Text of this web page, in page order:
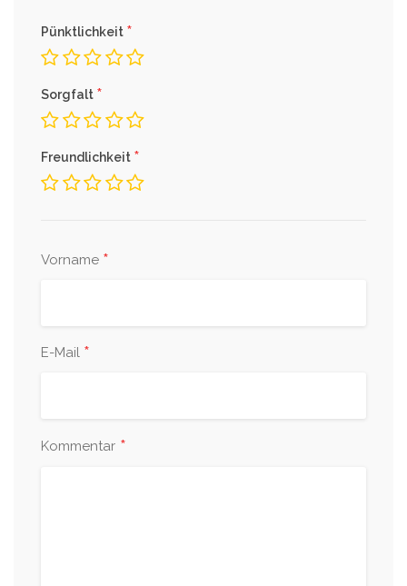
Pünktlichkeit *
Sorgfalt *
Freundlichkeit *
Vorname *
E-Mail *
Kommentar *